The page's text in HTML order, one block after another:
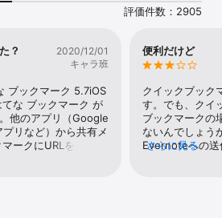
利に
ローして、ブックマークを見せ合おう
ックマークをサクッと消化
ていただけたら、ストアレビューから応
評価件数：2905
？
2020/12/01
キャラ班
ブックマーク 5.7iOS
な ブックマーク が
他のアプリ（Google
リなど）から共有メ
ークにURLを送るな
便利だけど
クイックブック
す。でも、クイ
ブックマークの
ないんでしょう
Evernoteへの送
さらに見る